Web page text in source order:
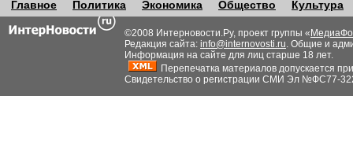
Главное Политика Экономика Общество Культура
©2008 Интерновости.Ру, проект группы «
Редакция сайта: info@internovosti.ru. Общие и
Информация на сайте для лиц старше 18 лет.
Перепечатка материалов допускается
Свидетельство о регистрации СМИ Эл №ФС77-